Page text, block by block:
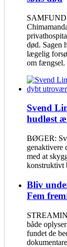
død. Sagen
lægelig
om fængsel.
Svend
hudløst
BØGER:
genaktivere
med at
konstruktivt
Bliv
Fem
både
fundet de